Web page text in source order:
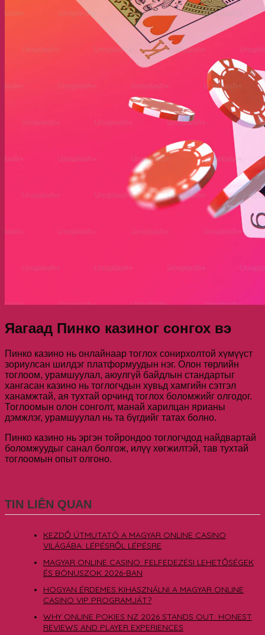
Яагаад Пинко казиног сонгох вэ
Пинко казино нь онлайнаар тоглох сонирхолтой хүмүүст
зориулсан шилдэг платформуудын нэг. Олон төрлийн
тоглоом, урамшуулал, аюулгүй байдлын стандартыг
хангасан казино нь тоглогчдын хувьд хамгийн сэтгэл
ханамжтай, ая тухтай орчинд тоглох боломжийг олгодог.
Тоглоомын олон сонголт, манай харилцан ярианы
дэмжлэг, урамшуулал нь та бүгдийг татах болно.
Пинко казино нь эргэн тойрондоо тоглогчдод найдвартай
боломжуудыг санал болгож, илүү хөгжилтэй, тав тухтай
тоглоомын опыт олгоно.
TIN LIÊN QUAN
KEZDŐ ÚTMUTATÓ A MAGYAR ONLINE CASINO
VILÁGÁBA: LÉPÉSRŐL LÉPÉSRE
MAGYAR ONLINE CASINO: FELFEDEZÉSI LEHETŐSÉGEK
ÉS BÓNUSZOK 2026-BAN
HOGYAN ÉRDEMES KIHASZNÁLNI A MAGYAR ONLINE
CASINO VIP PROGRAMJÁT?
WHY ONLINE POKIES NZ 2026 STANDS OUT: HONEST
REVIEWS AND PLAYER EXPERIENCES